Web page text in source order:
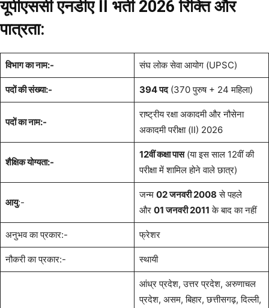
यूपीएससी एनडीए II भर्ती 2026 रिक्ति और
पात्रता:
विभाग का नाम:- संघ लोक सेवा आयोग (UPSC)
पदों की संख्या:- 394 पद(370 पुरुष + 24 महिला)
पदों का नाम:-
राष्ट्रीय रक्षा अकादमी और नौसेना
अकादमी परीक्षा (II) 2026
शैक्षिक योग्यता:-
12वीं कक्षा पास(या इस साल 12वीं की
परीक्षा में शामिल होने वाले छात्र)
आयु:-
जन्म 02 जनवरी 2008 से पहले
और 01 जनवरी 2011 के बाद का नहीं
अनुभव का प्रकार:- फ्रेशर
नौकरी का प्रकार:- स्थायी
आंध्र प्रदेश, उत्तर प्रदेश, अरुणाचल
प्रदेश, असम, बिहार, छत्तीसगढ़, दिल्ली,